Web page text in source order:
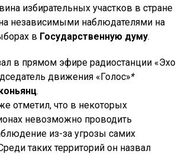
избирательных участков в стране
независимыми наблюдателями на
в Государственную думу.
в прямом эфире радиостанции «Эхо
движения «Голос»*
.
отметил, что в некоторых
невозможно проводить
из-за угрозы самих
таких территорий он назвал